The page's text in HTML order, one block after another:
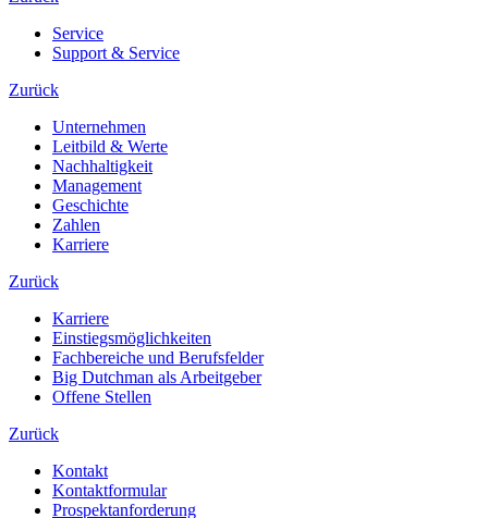
Service
Support & Service
Zurück
Unternehmen
Leitbild & Werte
Nachhaltigkeit
Management
Geschichte
Zahlen
Karriere
Zurück
Karriere
Einstiegsmöglichkeiten
Fachbereiche und Berufsfelder
Big Dutchman als Arbeitgeber
Offene Stellen
Zurück
Kontakt
Kontaktformular
Prospektanforderung